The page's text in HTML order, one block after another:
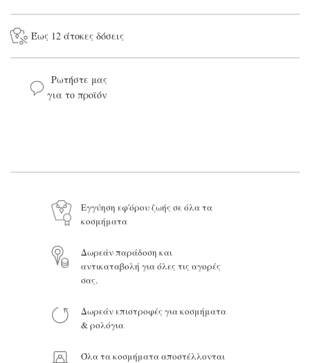
Έως 12 άτοκες δόσεις
Ρωτήστε μας
για το προϊόν
Εγγύηση εφ'όρου ζωής σε όλα τα
κοσμήματα
Δωρεάν παράδοση και
αντικαταβολή για όλες τις αγορές
σας.
Δωρεάν επιστροφές για κοσμήματα
& ρολόγια
Όλα τα κοσμήματα αποστέλλονται